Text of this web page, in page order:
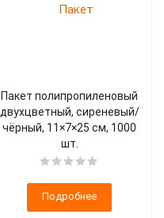
Пакет полипропиленовый
двухцветный, сиреневый/
чёрный, 11×7×25 см, 1000
шт.
Подробнее